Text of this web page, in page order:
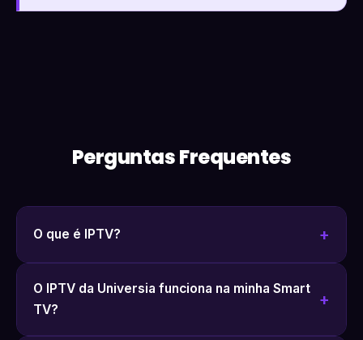
Perguntas Frequentes
O que é IPTV?
O IPTV da Universia funciona na minha Smart
TV?